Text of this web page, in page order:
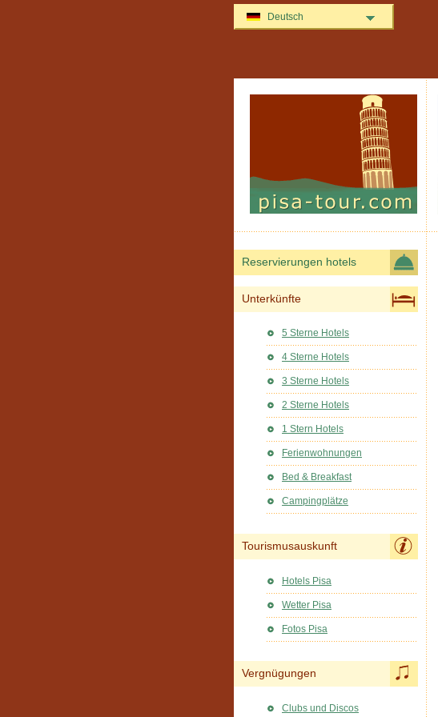
Reservierungen hotels
Unterkünfte
5 Sterne Hotels
4 Sterne Hotels
3 Sterne Hotels
2 Sterne Hotels
1 Stern Hotels
Ferienwohnungen
Bed & Breakfast
Campingplätze
Tourismusauskunft
Hotels Pisa
Wetter Pisa
Fotos Pisa
Vergnügungen
Clubs und Discos
Deutsch